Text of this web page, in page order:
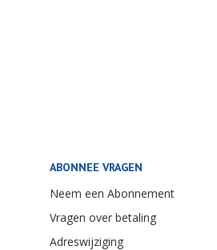
ABONNEE VRAGEN
Neem een Abonnement
Vragen over betaling
Adreswijziging